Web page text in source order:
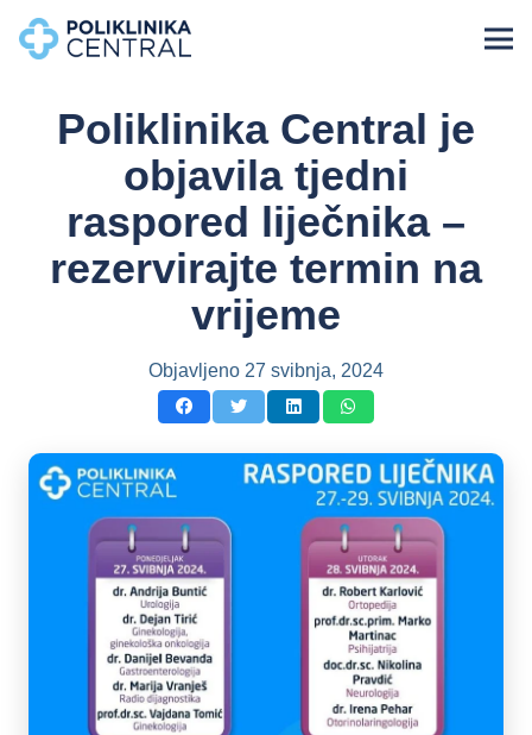
Poliklinika Central je
objavila tjedni
raspored liječnika –
rezervirajte termin na
vrijeme
Objavljeno 27 svibnja, 2024